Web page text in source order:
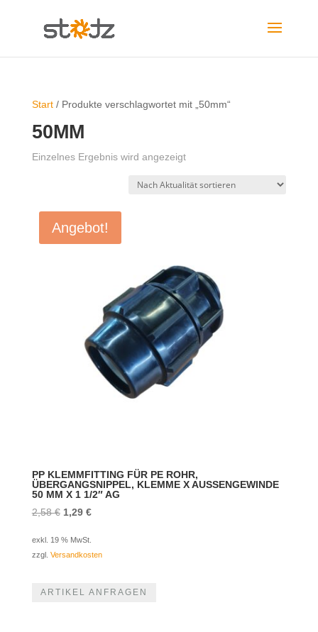
Start/ Produkte verschlagwortet mit „50mm“
50MM
Einzelnes Ergebnis wird angezeigt
Angebot!
PP KLEMMFITTING FÜR PE ROHR,
ÜBERGANGSNIPPEL, KLEMME X AUSSENGEWINDE
50 MM X 1 1/2″ AG
2,58€ Ursprünglicher
war:
2,58 €
1,29 €Aktueller
ist:
1,29 €.
exkl. 19 % MwSt.
zzgl. Versandkosten
ARTIKEL ANFRAGEN